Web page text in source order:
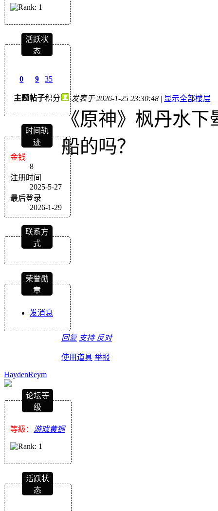
活跃状
态
0
主题
9
帖子
35
积分
时间轨
迹
金钱
8
注册时间
2025-5-27
最后登录
2026-1-29
联系方
式
荣誉勋
章
发消息
发表于 2026-1-25 23:30:48 | 显示全部楼层
《原神》枫丹水下
船的吗？
回复 支持 反对
使用道具 举报
HaydenReym
论坛等
级
等級： 游戏黄铜
活跃状
态